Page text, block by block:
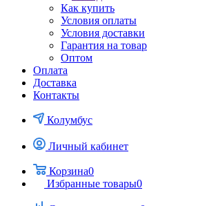
Как купить
Условия оплаты
Условия доставки
Гарантия на товар
Оптом
Оплата
Доставка
Контакты
Колумбус
Личный кабинет
Корзина0
Избранные товары0